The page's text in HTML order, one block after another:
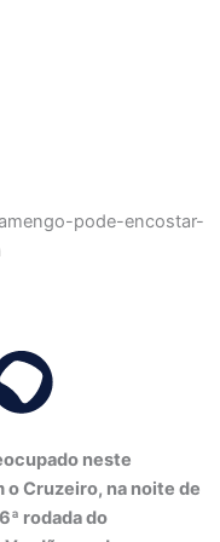
neste
o Cruzeiro, na noite de
rodada do